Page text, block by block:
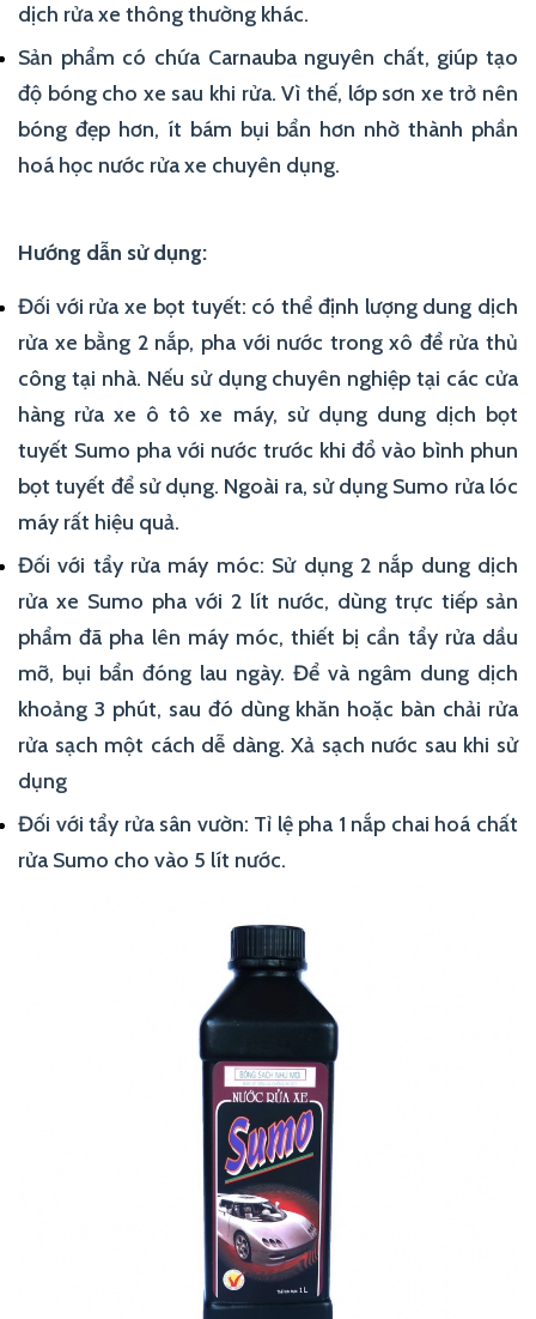
dịch rửa xe thông thường khác.
Sản phẩm có chứa Carnauba nguyên chất, giúp tạo
độ bóng cho xe sau khi rửa. Vì thế, lớp sơn xe trở nên
bóng đẹp hơn, ít bám bụi bẩn hơn nhờ thành phần
hoá học nước rửa xe chuyên dụng.
Hướng dẫn sử dụng:
Đối với rửa xe bọt tuyết: có thể định lượng dung dịch
rửa xe bằng 2 nắp, pha với nước trong xô để rửa thủ
công tại nhà. Nếu sử dụng chuyên nghiệp tại các cửa
hàng rửa xe ô tô xe máy, sử dụng dung dịch bọt
tuyết Sumo pha với nước trước khi đổ vào bình phun
bọt tuyết để sử dụng. Ngoài ra, sử dụng Sumo rửa lóc
máy rất hiệu quả.
Đối với tẩy rửa máy móc: Sử dụng 2 nắp dung dịch
rửa xe Sumo pha với 2 lít nước, dùng trực tiếp sản
phẩm đã pha lên máy móc, thiết bị cần tẩy rửa dầu
mỡ, bụi bẩn đóng lau ngày. Để và ngâm dung dịch
khoảng 3 phút, sau đó dùng khăn hoặc bàn chải rửa
rửa sạch một cách dễ dàng. Xả sạch nước sau khi sử
dụng
Đối với tẩy rửa sân vườn: Tỉ lệ pha 1 nắp chai hoá chất
rửa Sumo cho vào 5 lít nước.